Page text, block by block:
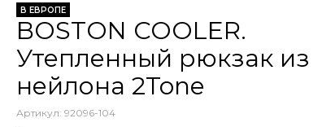
В ЕВРОПЕ
BOSTON COOLER.
Утепленный рюкзак из
нейлона 2Tone
Артикул: 92096-104